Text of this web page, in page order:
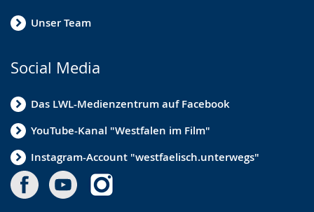
Unser Team
Social Media
Das LWL-Medienzentrum auf Facebook
YouTube-Kanal "Westfalen im Film"
Instagram-Account "westfaelisch.unterwegs"